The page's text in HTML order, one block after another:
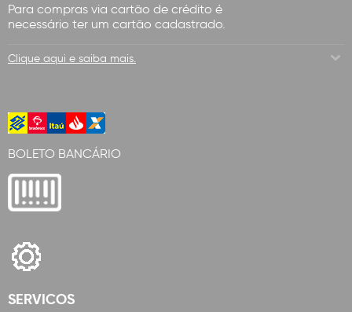
Para compras via cartão de crédito é
necessário ter um cartão cadastrado.
Clique aqui e saiba mais.
BOLETO BANCÁRIO
SERVICOS